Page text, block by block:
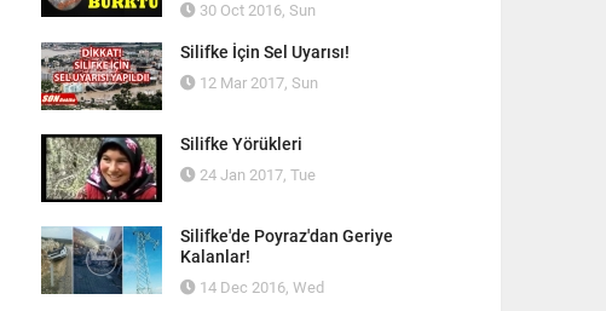
30 Oct 2016, Sun
Silifke İçin Sel Uyarısı!
12 Mar 2017, Sun
Silifke Yörükleri
24 Jan 2017, Tue
Silifke'de Poyraz'dan Geriye
Kalanlar!
14 Dec 2016, Wed